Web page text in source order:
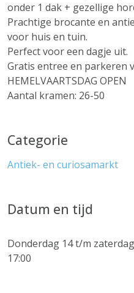
onder 1 dak + gezellige
Prachtige brocante en
voor huis en tuin.
Perfect voor een dagje uit.
Gratis entree en parkeren
HEMELVAARTSDAG OPEN
Aantal kramen: 26-50
Categorie
Antiek- en curiosamarkt
Datum en tijd
Donderdag 14 t/m
17:00